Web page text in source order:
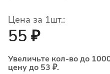
Цена за 1шт.:
55 ₽
Увеличьте кол-во до
цену до 53 ₽.